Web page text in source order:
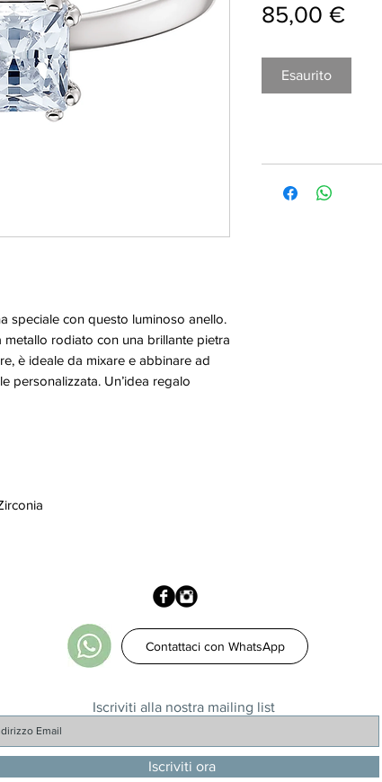
speciale con questo luminoso anello.
metallo rodiato con una brillante pietra
è ideale da mixare e abbinare ad
personalizzata. Un’idea regalo
85,00 €
Esaurito
Iscriviti alla nostra mailing list
Iscriviti ora
Contattaci con WhatsApp